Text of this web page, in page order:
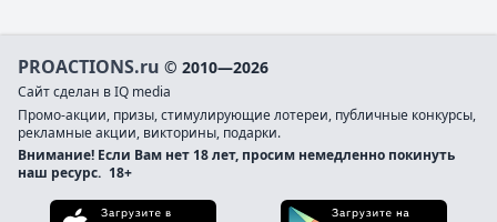
PROACTIONS.ru © 2010—2026
Сайт сделан в IQ media
Промо-акции, призы, стимулирующие лотереи, публичные конкурсы,
рекламные акции, викторины, подарки.
Внимание! Если Вам нет 18 лет, просим немедленно покинуть
наш ресурс. 18+
Загрузите в App Store